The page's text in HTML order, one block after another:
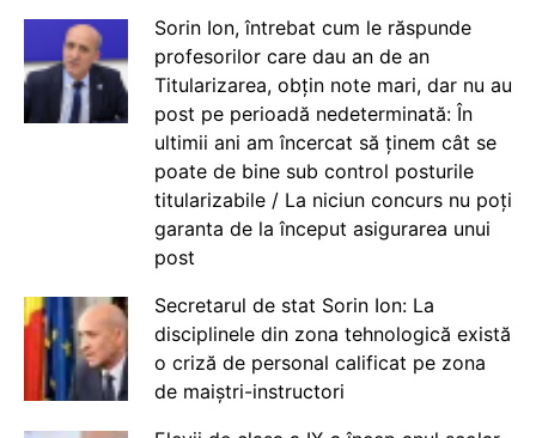
Sorin Ion, întrebat cum le răspunde
profesorilor care dau an de an
Titularizarea, obțin note mari, dar nu au
post pe perioadă nedeterminată: În
ultimii ani am încercat să ținem cât se
poate de bine sub control posturile
titularizabile / La niciun concurs nu poți
garanta de la început asigurarea unui
post
Secretarul de stat Sorin Ion: La
disciplinele din zona tehnologică există
o criză de personal calificat pe zona
de maiștri-instructori